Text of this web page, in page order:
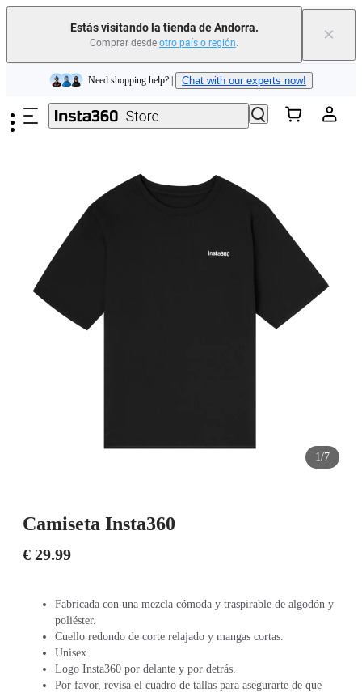
Estás visitando la tienda de Andorra.
Comprar desde otro país o región. ×
Saltar al contenido principal
Insta360 Luna Ultra |Ya disponible| Envío gratuito
Need shopping help? | Chat with our experts now!
Insta360 Luna Ultra | | Envío gratuito
1/7
Camiseta Insta360
€ 29.99
Fabricada con una mezcla cómoda y traspirable de algodón y
poliéster.
Cuello redondo de corte relajado y mangas cortas.
Unisex.
Logo Insta360 por delante y por detrás.
Por favor, revisa el cuadro de tallas para asegurarte de que